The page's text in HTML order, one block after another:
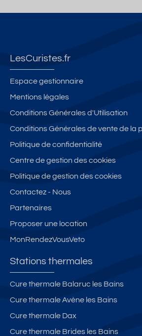
LesCuristes.fr
Espace gestionnaire
Mentions légales
Conditions Générales d'Utilisation
Conditions Générales de vente de la
Politique de confidentialité
Centre de gestion des cookies
Politique de gestion des cookies
Contactez - Nous
Partenaires
Proposer une location
MonRendezVousVeto
Stations thermales
Cure thermale Balaruc les Bains
Cure thermale Avène les Bains
Cure thermale Dax
Cure thermale Brides les Bains